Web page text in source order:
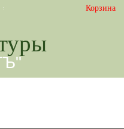
: Корзина